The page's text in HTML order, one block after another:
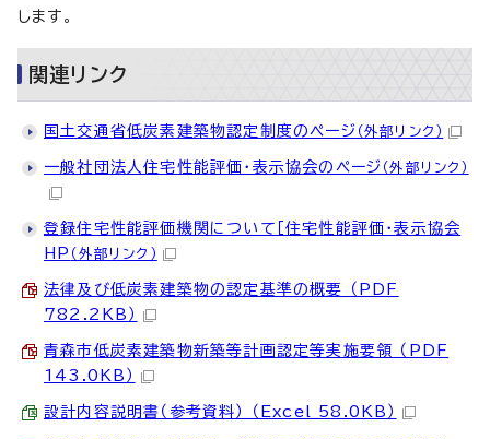
します。
関連リンク
国土交通省低炭素建築物認定制度のページ （外部リンク）
一般社団法人住宅性能評価・表示協会のページ （外部リンク）
登録住宅性能評価機関について［住宅性能評価・表示協会
HP （外部リンク）
法律及び低炭素建築物の認定基準の概要 （PDF
782.2KB）
青森市低炭素建築物新築等計画認定等実施要領 （PDF
143.0KB）
設計内容説明書（参考資料） （Excel 58.0KB）